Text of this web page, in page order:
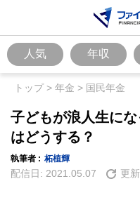
人気 年収
トップ> 年金 > 国民年金
子どもが浪人生に
はどうする？
執筆者 : 柘植輝
配信日: 2021.05.07 更